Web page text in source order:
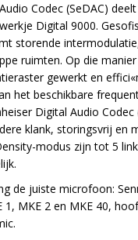
Codec (SeDAC)
Digital 9000.
storende
ruimten. Op die
gewerkt en
het beschikbare
Digital Audio Codec
klank, storingsvrij en
modus zijn tot 5
de juiste microfoon:
1, MKE 2 en MKE 40,